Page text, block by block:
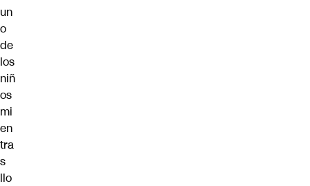
un
o
de
los
niñ
os
mi
en
tra
s
llo